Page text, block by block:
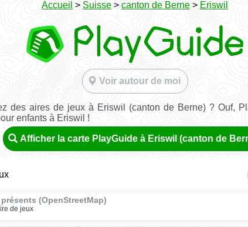
Accueil > Suisse > canton de Berne > Eriswil
Voir autour de moi
des aires de jeux à Eriswil (canton de Berne) ? Ouf,
enfants à Eriswil !
Afficher la carte PlayGuide à Eriswil (canton de
(OpenStreetMap)
de jeux